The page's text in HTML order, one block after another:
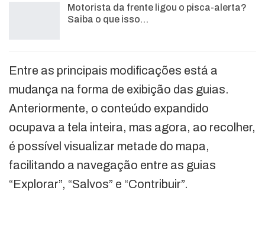
Motorista da frente ligou o pisca-alerta?
Saiba o que isso…
Entre as principais modificações está a
mudança na forma de exibição das guias.
Anteriormente, o conteúdo expandido
ocupava a tela inteira, mas agora, ao recolher,
é possível visualizar metade do mapa,
facilitando a navegação entre as guias
“Explorar”, “Salvos” e “Contribuir”.